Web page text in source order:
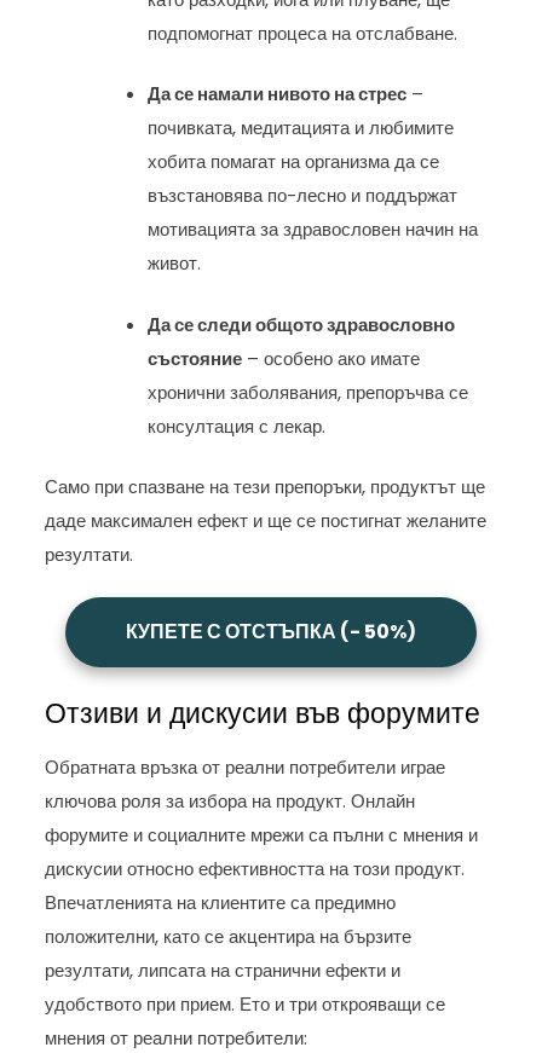
подпомогнат процеса на отслабване.
Да се намали нивото на стрес –
почивката, медитацията и любимите
хобита помагат на организма да се
възстановява по-лесно и поддържат
мотивацията за здравословен начин на
живот.
Да се следи общото здравословно
състояние – особено ако имате
хронични заболявания, препоръчва се
консултация с лекар.
Само при спазване на тези препоръки, продуктът ще
даде максимален ефект и ще се постигнат желаните
резултати.
КУПЕТЕ С ОТСТЪПКА (- 50%)
Отзиви и дискусии във форумите
Обратната връзка от реални потребители играе
ключова роля за избора на продукт. Онлайн
форумите и социалните мрежи са пълни с мнения и
дискусии относно ефективността на този продукт.
Впечатленията на клиентите са предимно
положителни, като се акцентира на бързите
резултати, липсата на странични ефекти и
удобството при прием. Ето и три открояващи се
мнения от реални потребители: